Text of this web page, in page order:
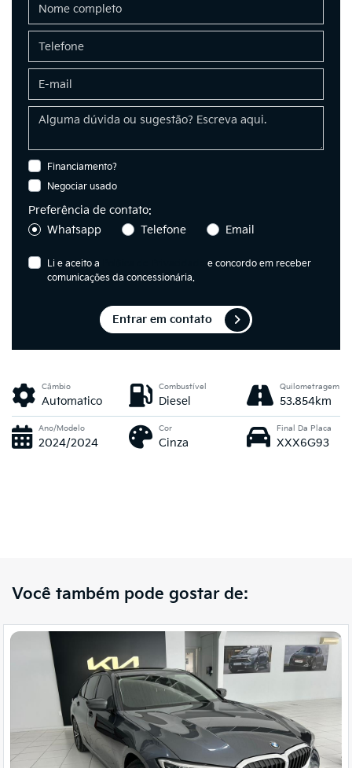
Financiamento?
Negociar usado
Preferência de contato:
Whatsapp
Telefone Email
Li e aceito a
e concordo em receber
comunicações da concessionária.
Entrar em contato
Câmbio
Automatico
Combustível
Diesel
Quilometragem
53.854km
Ano/Modelo
2024/2024
Cor
Cinza
Final Da Placa
XXX6G93
Você também pode gostar de: